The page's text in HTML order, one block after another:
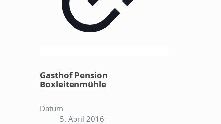
Gasthof Pension
Boxleitenmühle
Datum
5. April 2016